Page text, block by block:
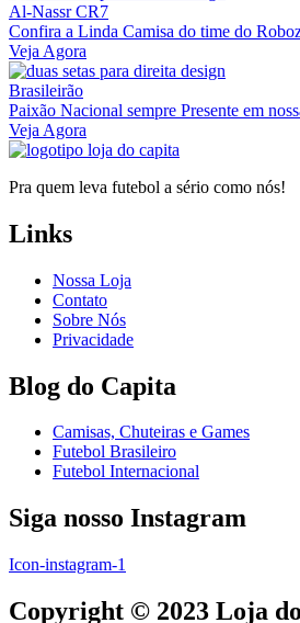
Al-Nassr CR7
Confira a Linda Camisa do time do
Veja Agora
Brasileirão
Paixão Nacional sempre Presente em
Veja Agora
Pra quem leva futebol a sério como nós!
Links
Nossa Loja
Contato
Sobre Nós
Privacidade
Blog do Capita
Camisas, Chuteiras e Games
Futebol Brasileiro
Futebol Internacional
Siga nosso Instagram
Icon-instagram-1
Copyright © 2023 Loja